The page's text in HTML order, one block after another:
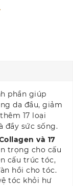
phần giúp
da đầu, giảm
17 loại
đầy sức sống.
và 17
trọng cho cấu
cấu trúc tóc,
hồi cho tóc.
tóc khỏi hư